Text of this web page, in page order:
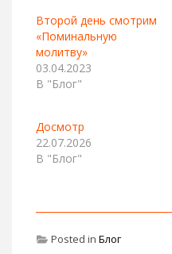
Второй день смотрим
«Поминальную
молитву»
03.04.2023
В "Блог"
Досмотр
22.07.2026
В "Блог"
Posted in Блог